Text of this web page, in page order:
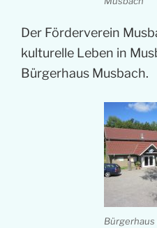
Der Förderverein
kulturelle Leben in
Bürgerhaus Musbach.
Bürgerhaus